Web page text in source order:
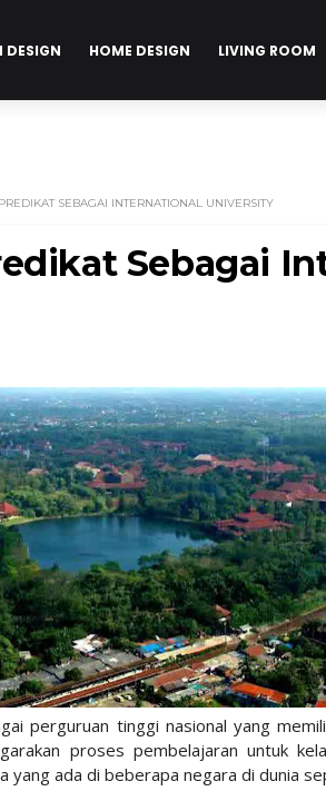
DESIGN HOME DESIGN LIVING ROOM
SEBAGAI INTERNATIONAL UNIVERSITY
Sebagai
perguruan tinggi nasional yang
proses pembelajaran untuk
ada di beberapa negara di dunia